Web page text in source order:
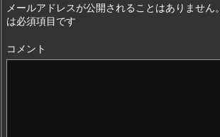
メールアドレスが公開されることはありません。
は必須項目です
コメント